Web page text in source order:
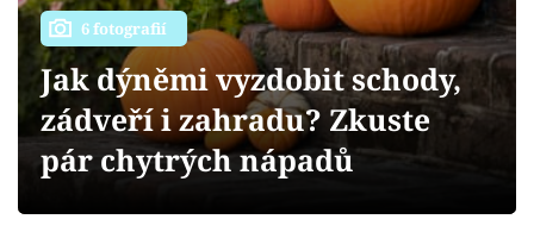
Přihlášení
Sledujte nás
6 fotografií
Jak dýněmi vyzdobit schody,
zádveří i zahradu? Zkuste
pár chytrých nápadů